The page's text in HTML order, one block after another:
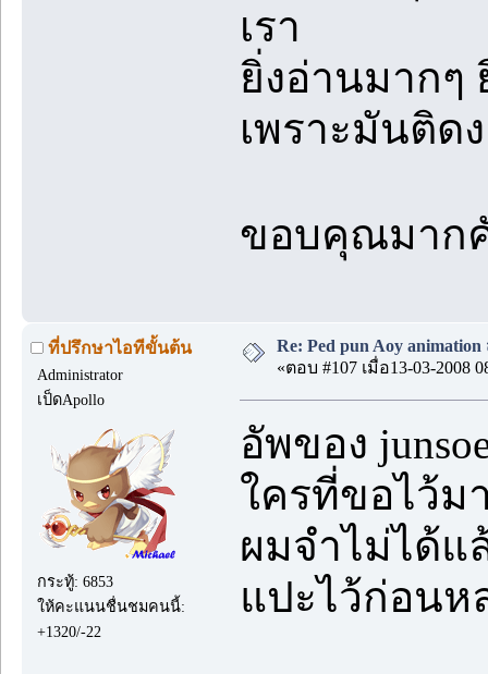
เรา
ยิ่งอ่านมากๆ
เพราะมันติด
ขอบคุณมาก
ที่ปรึกษาไอทีขั้นต้น
Administrator
เป็ดApollo
กระทู้: 6853
ให้คะแนนชื่นชมคนนี้:
+1320/-22
Re: Ped pun Aoy
«ตอบ #107 เมื่อ13-03-2008
อัพของ
ใครที่ขอไว้ม
ผมจำไม่ได้แ
แปะไว้ก่อนห